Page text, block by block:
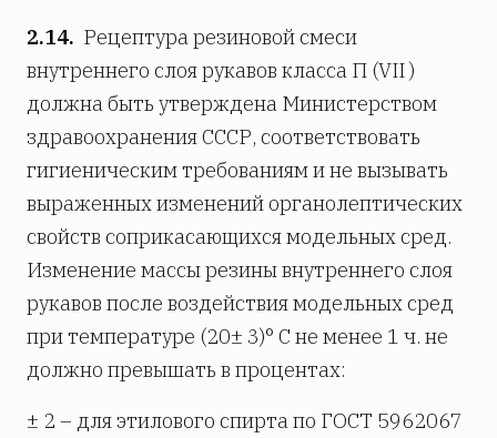
2.14. Рецептура резиновой смеси
внутреннего слоя рукавов класса П (VII )
должна быть утверждена Министерством
здравоохранения СССР, соответствовать
гигиеническим требованиям и не вызывать
выраженных изменений органолептических
свойств соприкасающихся модельных сред.
Изменение массы резины внутреннего слоя
рукавов после воздействия модельных сред
при температуре (20± 3)° С не менее 1 ч. не
должно превышать в процентах:
± 2 – для этилового спирта по ГОСТ 5962067